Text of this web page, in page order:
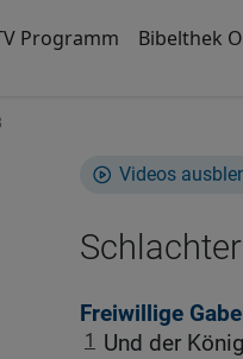
Programm Bibelthek
Videos
Freiwillige
1
Und der